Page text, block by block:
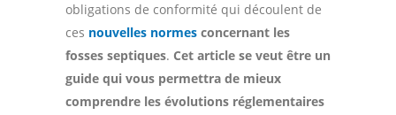
obligations de conformité qui découlent de
ces nouvelles normes concernant les
fosses septiques. Cet article se veut être un
guide qui vous permettra de mieux
comprendre les évolutions réglementaires